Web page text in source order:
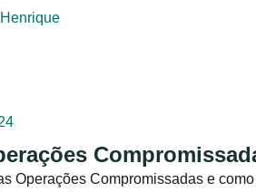
Operações Compromissadas e